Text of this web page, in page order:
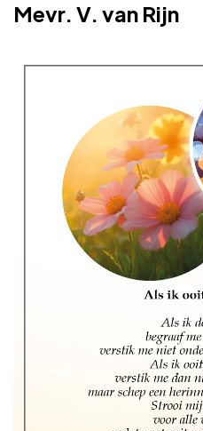
Adverteren
Adreswijziging
Mevr. V. van Rijn